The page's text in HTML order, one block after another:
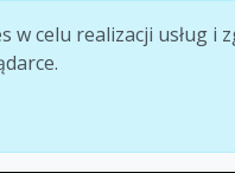
w celu realizacji usług